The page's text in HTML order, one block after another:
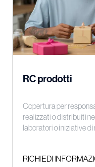
RC prodotti
Copertura per
realizzati o distribuiti
laboratori o iniziative
RICHIEDI